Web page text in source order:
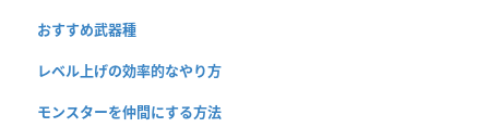
おすすめ武器種
レベル上げの効率的なやり方
モンスターを仲間にする方法